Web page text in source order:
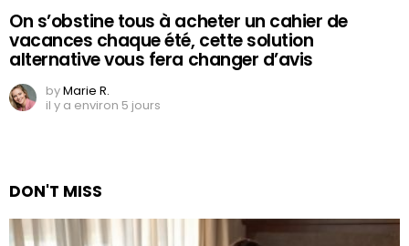
On s’obstine tous à acheter un cahier de
vacances chaque été, cette solution
alternative vous fera changer d’avis
byMarie R.
il y a environ 5 jours
DON'T MISS